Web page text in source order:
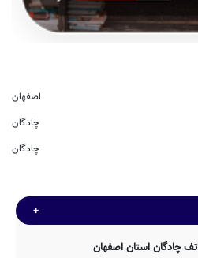
اصفهان
چادگان
چادگان
چادگان استان اصفهان